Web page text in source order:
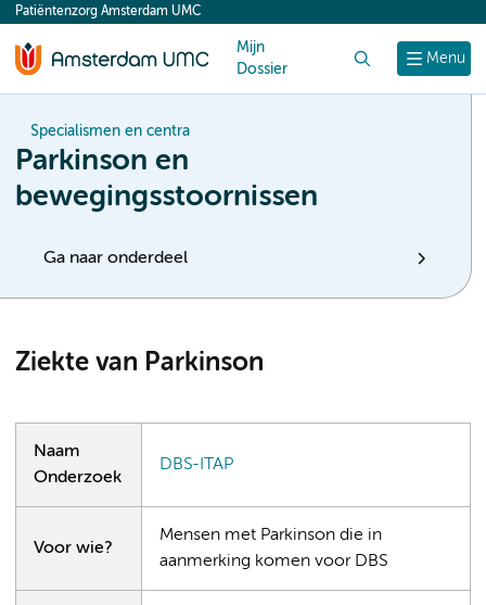
content
Menu
Patiëntenzorg Amsterdam UMC
Mijn
Dossier
Specialismen en centra
Parkinson en
bewegingsstoornissen
Ga naar onderdeel
Ziekte van Parkinson
Naam
Onderzoek
DBS-ITAP
Voor wie?
Mensen met Parkinson die in
aanmerking komen voor DBS